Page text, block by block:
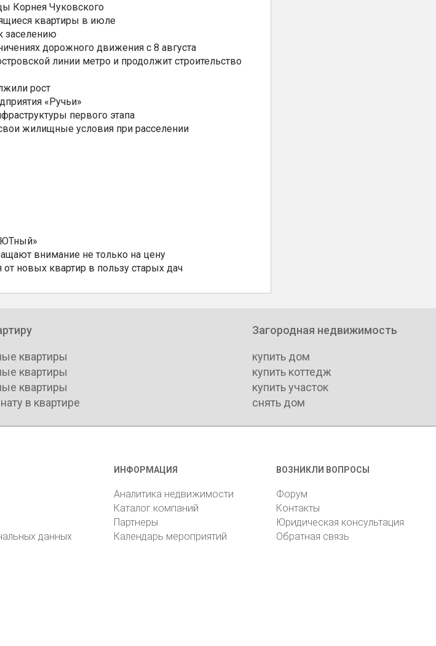
Корнея Чуковского
квартиры в июле
заселению
дорожного движения с 8 августа
линии метро и продолжит строительство
рост
«Ручьи»
первого этапа
жилищные условия при расселении
внимание не только на цену
новых квартир в пользу старых дач
квартиры
квартиры
квартиры
в квартире
Загородная недвижимость
купить дом
купить коттедж
купить участок
снять дом
данных
ИНФОРМАЦИЯ
Аналитика недвижимости
Каталог компаний
Партнеры
Календарь мероприятий
ВОЗНИКЛИ ВОПРОСЫ
Форум
Контакты
Юридическая консультация
Обратная связь